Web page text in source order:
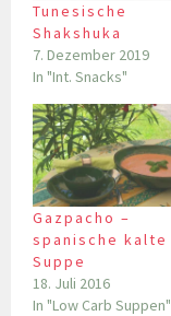
Tunesische
Shakshuka
7. Dezember 2019
In "Int. Snacks"
Gazpacho –
spanische kalte
Suppe
18. Juli 2016
In "Low Carb Suppen"